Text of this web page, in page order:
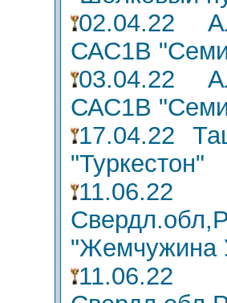
02.04.22
САС1В
03.04.22
САС1В
17.04.22
"Туркестон"
"Жемчужина